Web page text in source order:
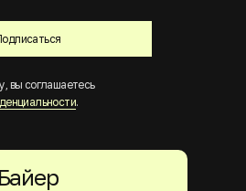
вы соглашаетесь
.